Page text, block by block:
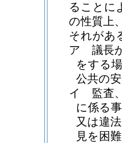
ることに
の性質上
それがあ
ア
議長
をする
公共の
イ
監査
に係る
又は違
見を困